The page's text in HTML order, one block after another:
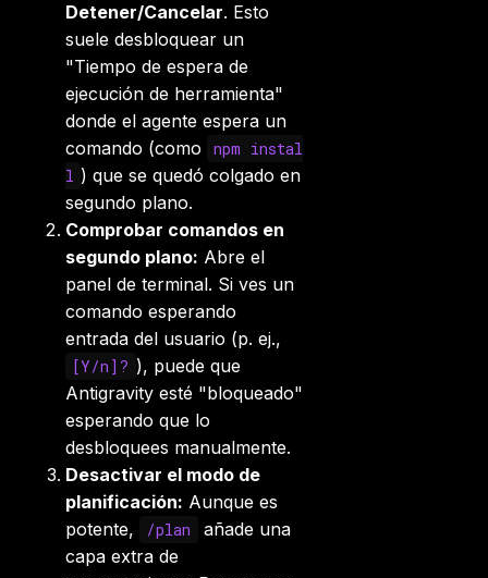
Detener/Cancelar. Esto
suele desbloquear un
"Tiempo de espera de
ejecución de herramienta"
donde el agente espera un
comando (como
npm instal
l ) que se quedó colgado en
segundo plano.
Comprobar comandos en
segundo plano: Abre el
panel de terminal. Si ves un
comando esperando
entrada del usuario (p. ej.,
[Y/n]? ), puede que
Antigravity esté "bloqueado"
esperando que lo
desbloquees manualmente.
Desactivar el modo de
planificación: Aunque es
potente,
/plan
añade una
capa extra de